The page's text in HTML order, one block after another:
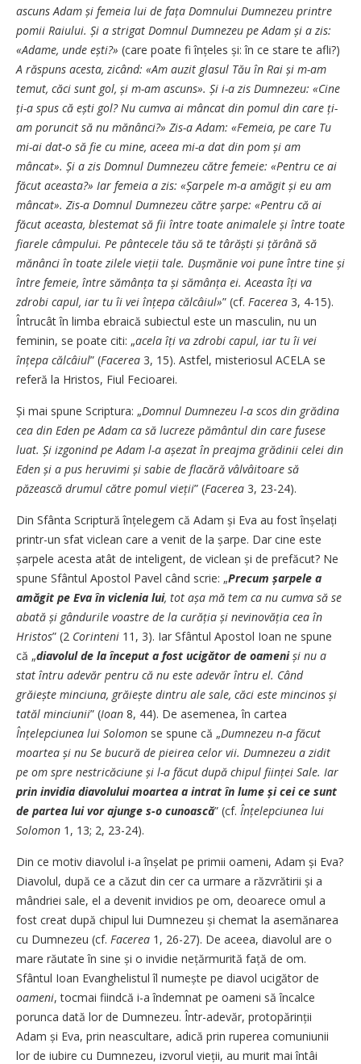
ascuns Adam și femeia lui de fața Domnului Dumnezeu printre
pomii Raiului. Și a strigat Domnul Dumnezeu pe Adam și a zis:
«Adame, unde ești?» (care poate fi înțeles și: în ce stare te afli?)
A răspuns acesta, zicând: «Am auzit glasul Tău în Rai și m-am
temut, căci sunt gol, și m-am ascuns». Și i-a zis Dumnezeu: «Cine
ți-a spus că ești gol? Nu cumva ai mâncat din pomul din care ți-
am poruncit să nu mănânci?» Zis-a Adam: «Femeia, pe care Tu
mi-ai dat-o să fie cu mine, aceea mi-a dat din pom și am
mâncat». Și a zis Domnul Dumnezeu către femeie: «Pentru ce ai
făcut aceasta?» Iar femeia a zis: «Șarpele m-a amăgit și eu am
mâncat». Zis-a Domnul Dumnezeu către șarpe: «Pentru că ai
făcut aceasta, blestemat să fii între toate animalele și între toate
fiarele câmpului. Pe pântecele tău să te târăști și țărână să
mănânci în toate zilele vieții tale. Dușmănie voi pune între tine și
între femeie, între sămânța ta și sămânța ei. Aceasta îți va
zdrobi capul, iar tu îi vei înțepa călcâiul»” (cf. Facerea 3, 4-15).
Întrucât în limba ebraică subiectul este un masculin, nu un
feminin, se poate citi: „acela îți va zdrobi capul, iar tu îi vei
înțepa călcâiul” (Facerea 3, 15). Astfel, misteriosul ACELA se
referă la Hristos, Fiul Fecioarei.
Și mai spune Scriptura: „Domnul Dumnezeu l-a scos din grădina
cea din Eden pe Adam ca să lucreze pământul din care fusese
luat. Și izgonind pe Adam l-a așezat în preajma grădinii celei din
Eden și a pus heruvimi și sabie de flacără vâlvâitoare să
păzească drumul către pomul vieții” (Facerea 3, 23-24).
Din Sfânta Scriptură înțelegem că Adam și Eva au fost înșelați
printr-un sfat viclean care a venit de la șarpe. Dar cine este
șarpele acesta atât de inteligent, de viclean și de prefăcut? Ne
spune Sfântul Apostol Pavel când scrie: „Precum șarpele a
amăgit pe Eva în viclenia lui, tot așa mă tem ca nu cumva să se
abată și gândurile voastre de la curăția și nevinovăția cea în
Hristos” (2 Corinteni 11, 3). Iar Sfântul Apostol Ioan ne spune
că „diavolul de la început a fost ucigător de oameniși nu a
stat întru adevăr pentru că nu este adevăr întru el. Când
grăiește minciuna, grăiește dintru ale sale, căci este mincinos și
tatăl minciunii” (Ioan 8, 44). De asemenea, în cartea
Înțelepciunea lui Solomon se spune că „Dumnezeu n-a făcut
moartea și nu Se bucură de pieirea celor vii. Dumnezeu a zidit
pe om spre nestricăciune și l-a făcut după chipul ființei Sale. Iar
prin invidia diavolului moartea a intrat în lume și cei ce sunt
de partea lui vor ajunge s-o cunoască” (cf. Înțelepciunea lui
Solomon 1, 13; 2, 23-24).
Din ce motiv diavolul i-a înșelat pe primii oameni, Adam și Eva?
Diavolul, după ce a căzut din cer ca urmare a răzvrătirii și a
mândriei sale, el a devenit invidios pe om, deoarece omul a
fost creat după chipul lui Dumnezeu și chemat la asemănarea
cu Dumnezeu (cf. Facerea 1, 26-27). De aceea, diavolul are o
mare răutate în sine și o invidie nețărmurită față de om.
Sfântul Ioan Evanghelistul îl numește pe diavol ucigător de
oameni, tocmai fiindcă i-a îndemnat pe oameni să încalce
porunca dată lor de Dumnezeu. Într-adevăr, protopărinții
Adam și Eva, prin neascultare, adică prin ruperea comuniunii
lor de iubire cu Dumnezeu, izvorul vieții, au murit mai întâi